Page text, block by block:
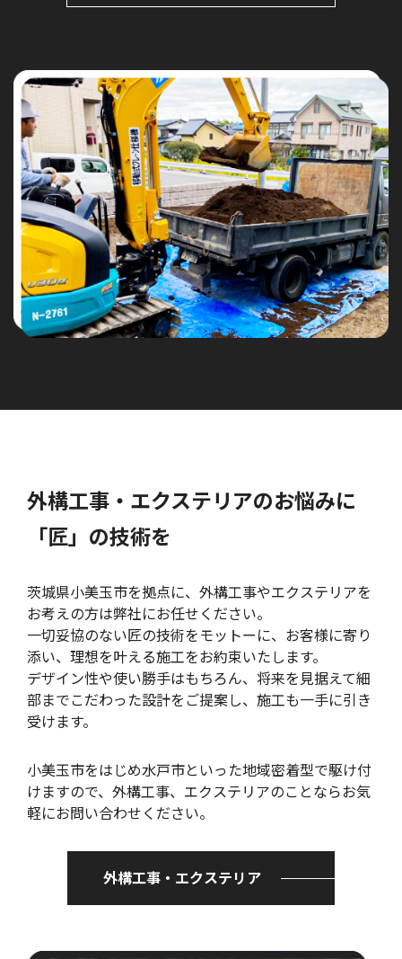
外構工事・エクステリアのお悩みに
「匠」の技術を
茨城県小美玉市を拠点に、外構工事やエクステリアを
お考えの方は弊社にお任せください。
一切妥協のない匠の技術をモットーに、お客様に寄り
添い、理想を叶える施工をお約束いたします。
デザイン性や使い勝手はもちろん、将来を見据えて細
部までこだわった設計をご提案し、施工も一手に引き
受けます。
小美玉市をはじめ水戸市といった地域密着型で駆け付
けますので、外構工事、エクステリアのことならお気
軽にお問い合わせください。
外構工事・エクステリア